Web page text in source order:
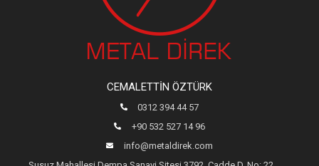
CEMALETTIN ÖZTÜRK
0312 394 44 57
+90 532 527 14 96
info@metaldirek.com